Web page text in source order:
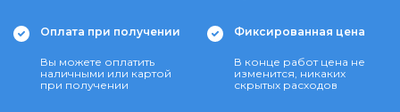
Оплата при получении
Вы можете оплатить
наличными или картой
при получении
Фиксированная цена
В конце работ цена не
изменится, никаких
скрытых расходов